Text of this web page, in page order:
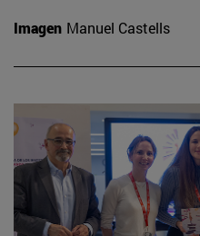
Imagen Manuel Castells